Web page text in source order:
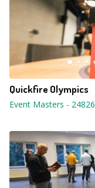
Quickfire Olympics
Event Masters - 24826